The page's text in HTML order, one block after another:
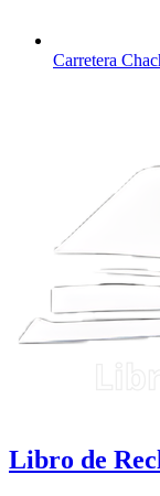
Carretera
Libro de